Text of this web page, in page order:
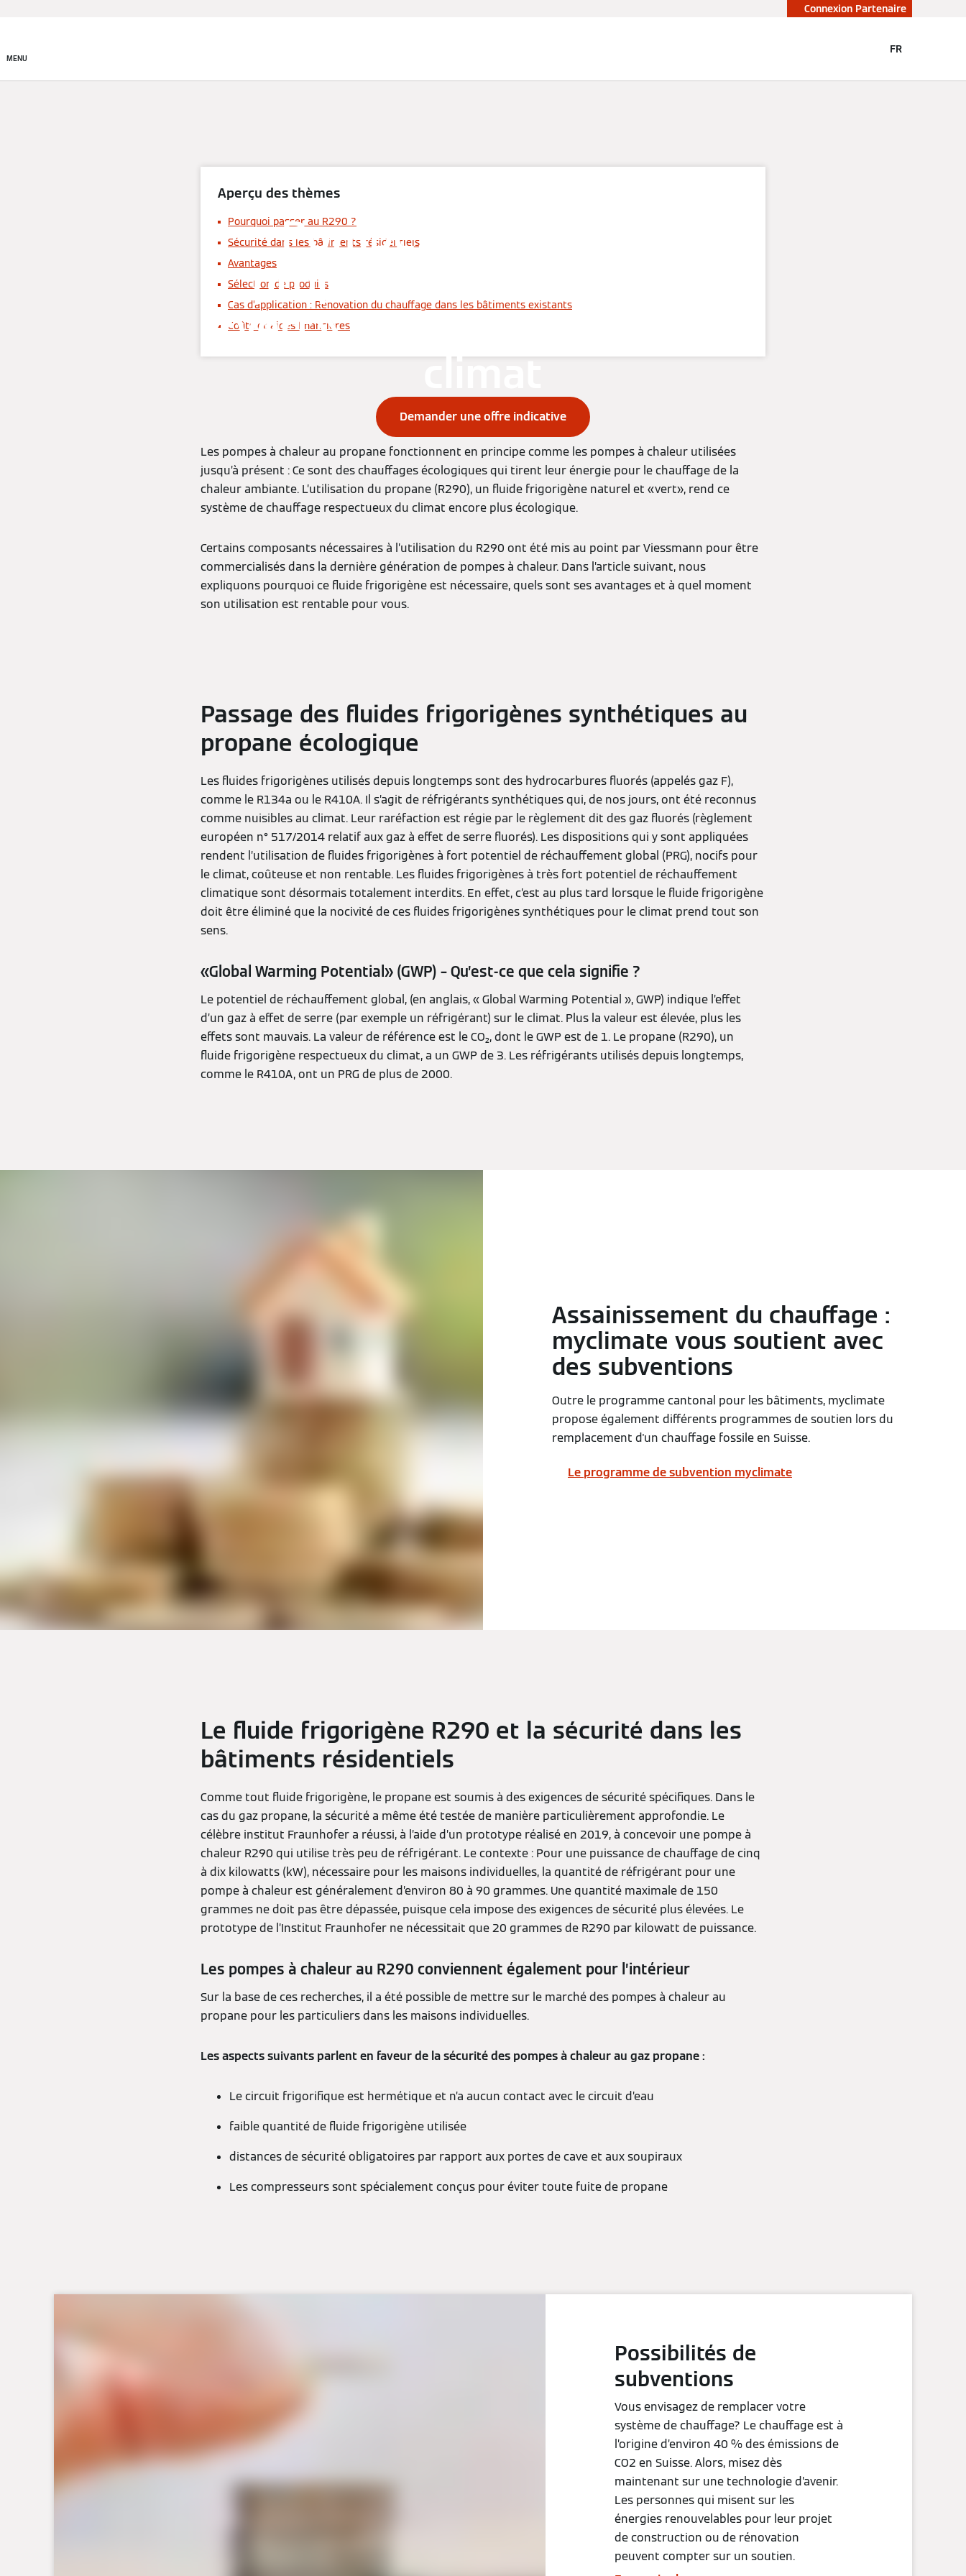
Connexion Partenaire
MENU
FR
Pompes à chaleur au
propane : un réfrigérant
«vert» pour la protection du
climat
Demander une offre indicative
Aperçu des thèmes
Pourquoi passer au R290 ?
Sécurité dans les bâtiments résidentiels
Avantages
Sélection de produits
Cas d’application : Rénovation du chauffage dans les bâtiments existants
Coûts et aides financières
Les pompes à chaleur au propane fonctionnent en principe comme les pompes à chaleur utilisées
jusqu’à présent : Ce sont des chauffages écologiques qui tirent leur énergie pour le chauffage de la
chaleur ambiante. L’utilisation du propane (R290), un fluide frigorigène naturel et «vert», rend ce
système de chauffage respectueux du climat encore plus écologique.
Certains composants nécessaires à l’utilisation du R290 ont été mis au point par Viessmann pour être
commercialisés dans la dernière génération de pompes à chaleur. Dans l’article suivant, nous
expliquons pourquoi ce fluide frigorigène est nécessaire, quels sont ses avantages et à quel moment
son utilisation est rentable pour vous.
Passage des fluides frigorigènes synthétiques au
propane écologique
Les fluides frigorigènes utilisés depuis longtemps sont des hydrocarbures fluorés (appelés gaz F),
comme le R134a ou le R410A. Il s’agit de réfrigérants synthétiques qui, de nos jours, ont été reconnus
comme nuisibles au climat. Leur raréfaction est régie par le règlement dit des gaz fluorés (règlement
européen n° 517/2014 relatif aux gaz à effet de serre fluorés). Les dispositions qui y sont appliquées
rendent l’utilisation de fluides frigorigènes à fort potentiel de réchauffement global (PRG), nocifs pour
le climat, coûteuse et non rentable. Les fluides frigorigènes à très fort potentiel de réchauffement
climatique sont désormais totalement interdits. En effet, c’est au plus tard lorsque le fluide frigorigène
doit être éliminé que la nocivité de ces fluides frigorigènes synthétiques pour le climat prend tout son
sens.
«Global Warming Potential» (GWP) – Qu’est-ce que cela signifie ?
Le potentiel de réchauffement global, (en anglais, « Global Warming Potential », GWP) indique l’effet
d’un gaz à effet de serre (par exemple un réfrigérant) sur le climat. Plus la valeur est élevée, plus les
effets sont mauvais. La valeur de référence est le CO₂, dont le GWP est de 1. Le propane (R290), un
fluide frigorigène respectueux du climat, a un GWP de 3. Les réfrigérants utilisés depuis longtemps,
comme le R410A, ont un PRG de plus de 2000.
Assainissement du chauffage :
myclimate vous soutient avec
des subventions
Outre le programme cantonal pour les bâtiments, myclimate
propose également différents programmes de soutien lors du
remplacement d'un chauffage fossile en Suisse.
Le programme de subvention myclimate
Le fluide frigorigène R290 et la sécurité dans les
bâtiments résidentiels
Comme tout fluide frigorigène, le propane est soumis à des exigences de sécurité spécifiques. Dans le
cas du gaz propane, la sécurité a même été testée de manière particulièrement approfondie. Le
célèbre institut Fraunhofer a réussi, à l’aide d’un prototype réalisé en 2019, à concevoir une pompe à
chaleur R290 qui utilise très peu de réfrigérant. Le contexte : Pour une puissance de chauffage de cinq
à dix kilowatts (kW), nécessaire pour les maisons individuelles, la quantité de réfrigérant pour une
pompe à chaleur est généralement d’environ 80 à 90 grammes. Une quantité maximale de 150
grammes ne doit pas être dépassée, puisque cela impose des exigences de sécurité plus élevées. Le
prototype de l’Institut Fraunhofer ne nécessitait que 20 grammes de R290 par kilowatt de puissance.
Les pompes à chaleur au R290 conviennent également pour l’intérieur
Sur la base de ces recherches, il a été possible de mettre sur le marché des pompes à chaleur au
propane pour les particuliers dans les maisons individuelles.
Les aspects suivants parlent en faveur de la sécurité des pompes à chaleur au gaz propane :
Le circuit frigorifique est hermétique et n’a aucun contact avec le circuit d’eau
faible quantité de fluide frigorigène utilisée
distances de sécurité obligatoires par rapport aux portes de cave et aux soupiraux
Les compresseurs sont spécialement conçus pour éviter toute fuite de propane
Possibilités de
subventions
Vous envisagez de remplacer votre
système de chauffage? Le chauffage est à
l’origine d’environ 40 % des émissions de
CO2 en Suisse. Alors, misez dès
maintenant sur une technologie d’avenir.
Les personnes qui misent sur les
énergies renouvelables pour leur projet
de construction ou de rénovation
peuvent compter sur un soutien.